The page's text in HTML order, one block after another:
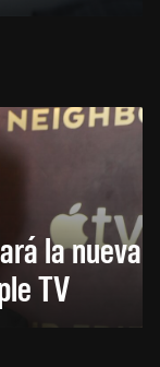
la nueva
TV